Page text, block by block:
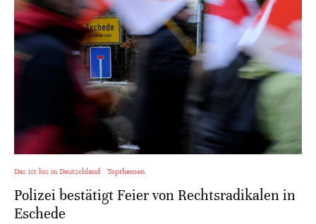
Das ist los in Deutschland Topthemen
Polizei bestätigt Feier von Rechtsradikalen in
Eschede